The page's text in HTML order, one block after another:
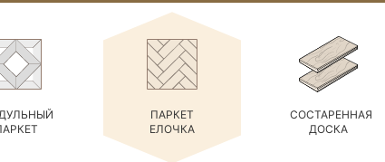
ПАРКЕТ
ЕЛОЧКА
СОСТАРЕННАЯ
ДОСКА